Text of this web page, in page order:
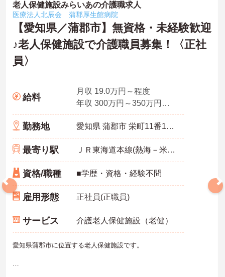
老人保健施設みらいあの介護職求人
医療法人北辰会 蒲郡厚生館病院
【愛知県／蒲郡市】無資格・未経験歓迎
♪老人保健施設で介護職員募集！〈正社
員〉
給料
月収 19.0万円～程度
年収 300万円～350万円程度
勤務地 愛知県 蒲郡市 栄町11番13号
最寄り駅 ＪＲ東海道本線(熱海－米原)「蒲郡駅」徒歩11分
資格/職種 ■学歴・資格・経験不問
雇用形態 正社員(正職員)
サービス 介護老人保健施設（老健）
愛知県蒲郡市に位置する老人保健施設です。